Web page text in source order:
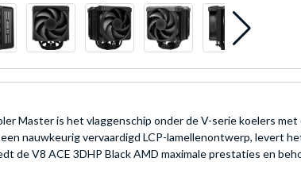
Master is het vlaggenschip onder de V-serie koelers
nauwkeurig vervaardigd LCP-lamellenontwerp, levert
de V8 ACE 3DHP Black AMD maximale prestaties en